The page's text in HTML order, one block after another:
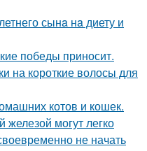
сынa нa диету и
победы приносит.
на короткие волосы для
котов и кошек.
могут легко
не начать